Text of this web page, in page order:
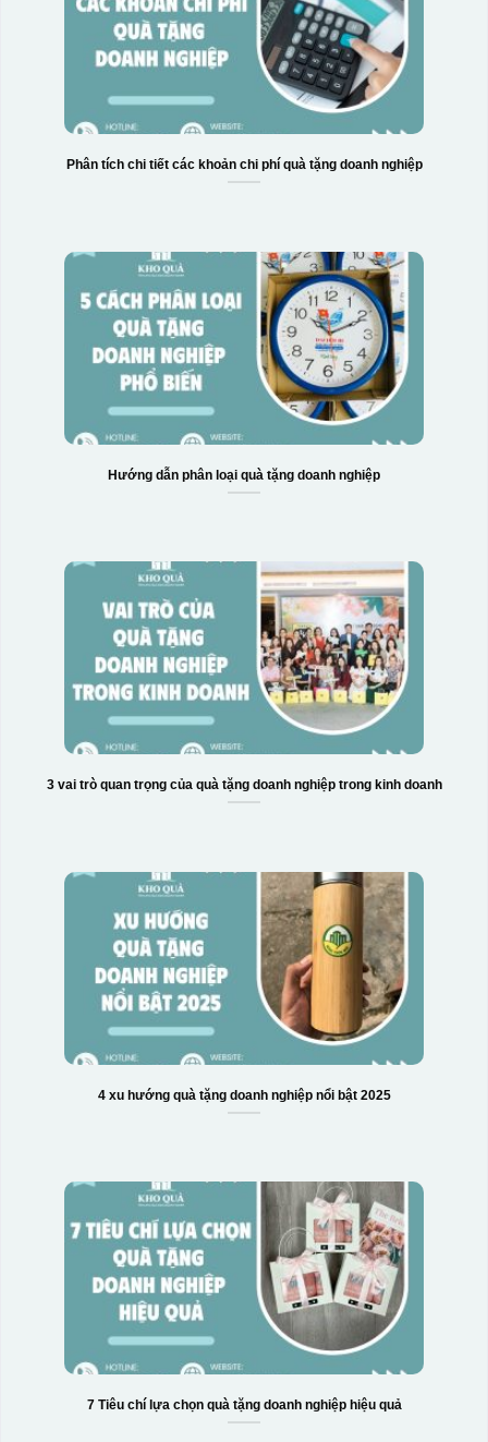
Hộp xi 2 cốc
Phân tích chi tiết các khoản chi phí quà tặng doanh nghiệp
Hướng dẫn phân loại quà tặng doanh nghiệp
3 vai trò quan trọng của quà tặng doanh nghiệp trong kinh doanh
4 xu hướng quà tặng doanh nghiệp nổi bật 2025
7 Tiêu chí lựa chọn quà tặng doanh nghiệp hiệu quả